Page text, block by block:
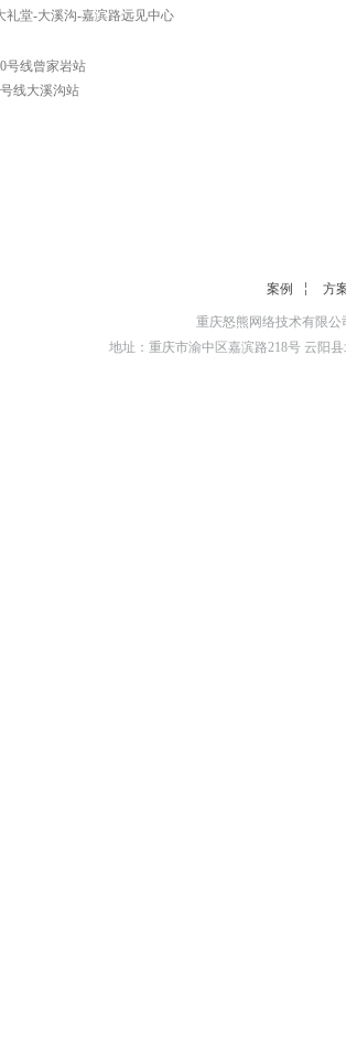
礼堂-大溪沟-嘉滨路远见中心
号线曾家岩站
线大溪沟站
案例 方
重庆怒熊网络技术有限
地址：重庆市渝中区嘉滨路218号 云阳